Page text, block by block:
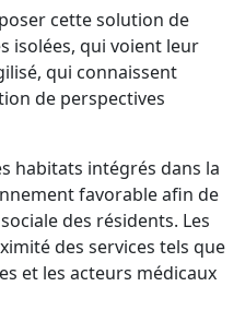
cette solution de
isolées, qui voient leur
qui connaissent
de perspectives
habitats intégrés dans la
favorable afin de
des résidents. Les
des services tels que
et les acteurs médicaux